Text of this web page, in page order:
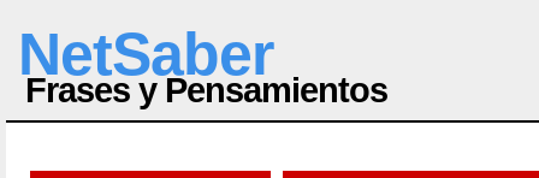
NetSaber
Frases y Pensamientos